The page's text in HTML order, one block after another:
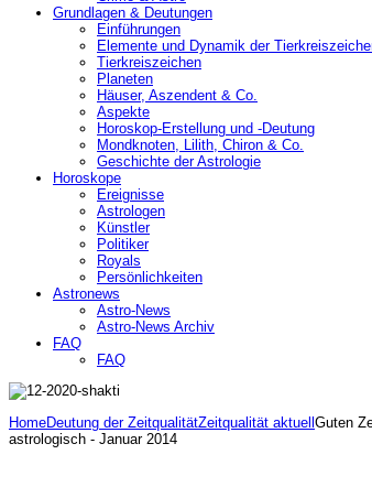
Grundlagen & Deutungen
Einführungen
Elemente und Dynamik der
Tierkreiszeichen
Planeten
Häuser, Aszendent & Co.
Aspekte
Horoskop-Erstellung und -Deutung
Mondknoten, Lilith, Chiron & Co.
Geschichte der Astrologie
Horoskope
Ereignisse
Astrologen
Künstler
Politiker
Royals
Persönlichkeiten
Astronews
Astro-News
Astro-News Archiv
FAQ
FAQ
HomeDeutung der ZeitqualitätZeitqualität aktuellGuten
astrologisch - Januar 2014